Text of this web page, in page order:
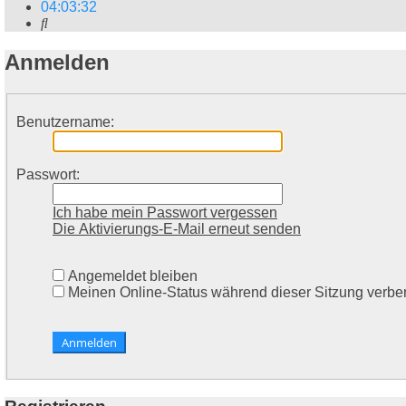
04:03:32
Suche
Anmelden
Benutzername:
Passwort:
Ich habe mein Passwort vergessen
Die Aktivierungs-E-Mail erneut senden
Angemeldet bleiben
Meinen Online-Status während dieser Sitzung